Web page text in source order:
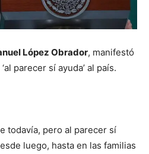
López Obrador, manifestó
‘al parecer sí ayuda’ al país.
todavía, pero al parecer sí
luego, hasta en las familias